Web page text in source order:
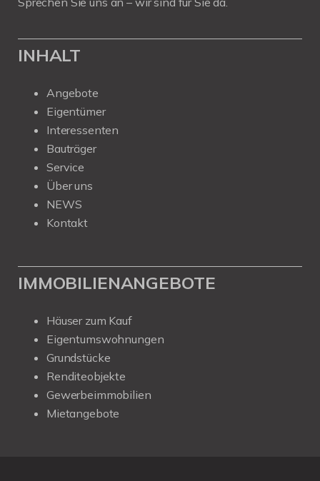
INHALT
Angebote
Eigentümer
Interessenten
Bauträger
Service
Über uns
NEWS
Kontakt
IMMOBILIENANGEBOTE
Häuser zum Kauf
Eigentumswohnungen
Grundstücke
Renditeobjekte
Gewerbeimmobilien
Mietangebote